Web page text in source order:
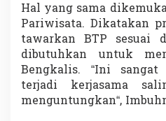
Hal yang sama
Pariwisata. Dikatakan
tawarkan BTP sesuai
dibutuhkan untuk
Bengkalis. “Ini
terjadi kerjasama
menguntungkan“,